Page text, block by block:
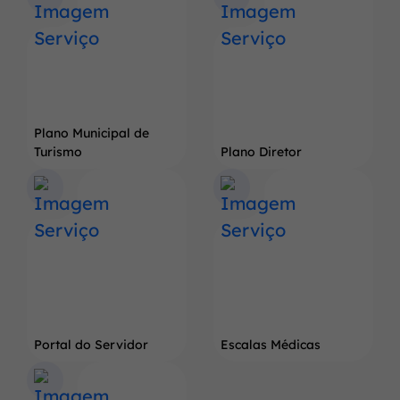
do
Pé
Gigante
Plano Municipal de
Turismo
Plano Diretor
Portal do Servidor Escalas Médicas